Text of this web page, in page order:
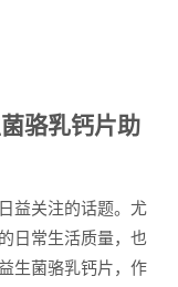
骆乳钙片助
益关注的话题。尤
日常生活质量，也
生菌骆乳钙片，作